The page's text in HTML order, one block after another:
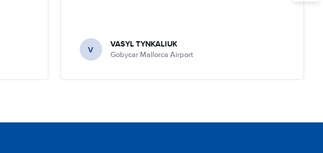
V VASYL TYNKALIUK
Gobycar Mallorca Airport